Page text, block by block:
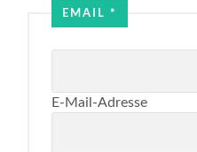
EMAIL*
E-Mail-Adresse